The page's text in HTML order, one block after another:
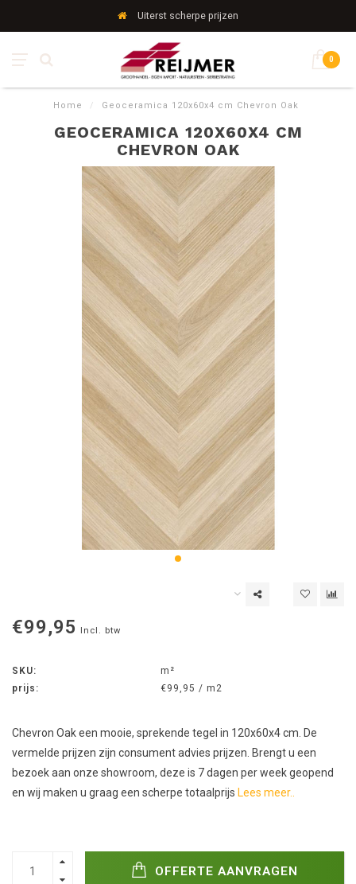
Uiterst scherpe prijzen
0
Home / Geoceramica 120x60x4 cm Chevron Oak
GEOCERAMICA 120X60X4 CM
CHEVRON OAK
€99,95 Incl. btw
SKU:
m²
prijs:
€99,95 / m2
Chevron Oak een mooie, sprekende tegel in 120x60x4 cm. De
vermelde prijzen zijn consument advies prijzen. Brengt u een
bezoek aan onze showroom, deze is 7 dagen per week geopend
en wij maken u graag een scherpe totaalprijs Lees meer..
OFFERTE AANVRAGEN